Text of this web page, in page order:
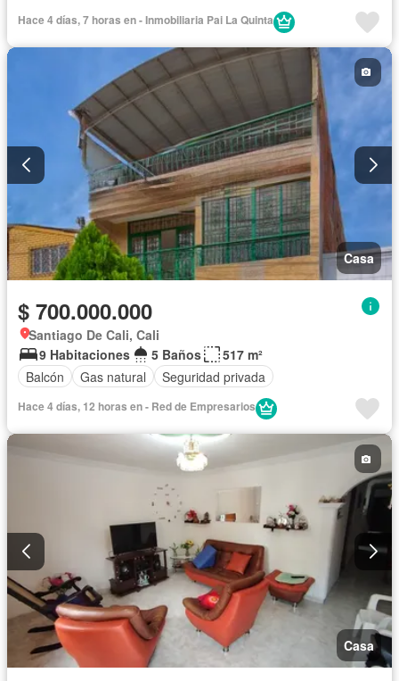
Hace 4 días, 7 horas en - Inmobiliaria Pai La Quinta
Casa
$ 700.000.000
Santiago De Cali, Cali
9 Habitaciones
5 Baños
517 m²
Balcón
Gas natural Seguridad privada
Hace 4 días, 12 horas en - Red de Empresarios
Casa